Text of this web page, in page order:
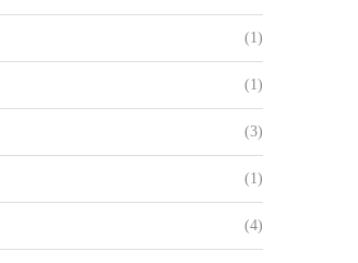
(1)
(1)
(3)
(1)
(4)